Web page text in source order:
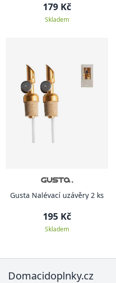
179 Kč
Skladem
Gusta Nalévací uzávěry 2 ks
195 Kč
Skladem
Domacidoplnky.cz